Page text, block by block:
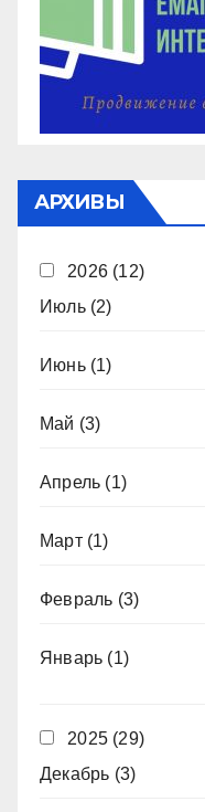
АРХИВЫ
2026 (12)
Июль(2)
Июнь(1)
Май (3)
Апрель (1)
Март(1)
Февраль (3)
Январь (1)
2025 (29)
Декабрь (3)